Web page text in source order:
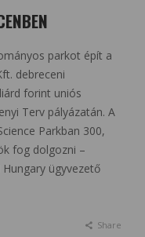
parkot épít a
debreceni
forint uniós
Terv pályázatán. A
Parkban 300,
fog dolgozni –
ügyvezető
Share